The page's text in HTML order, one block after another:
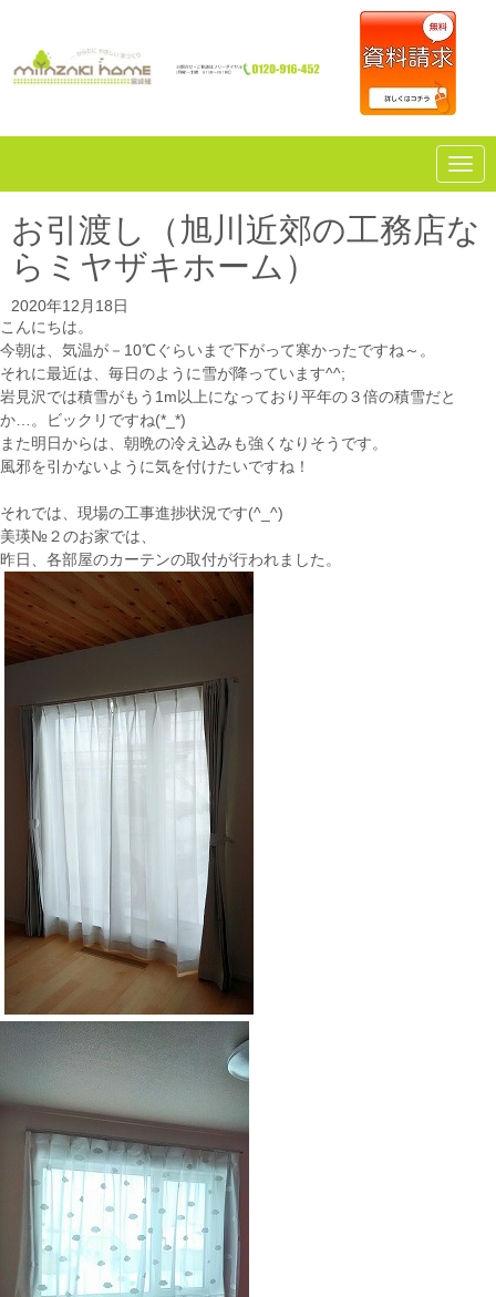
N
a
g
a
お引渡し（旭川近郊の工務店な
らミヤザキホーム）
2020年12月18日
こんにちは。
今朝は、気温が－10℃ぐらいまで下がって寒かったですね～。
それに最近は、毎日のように雪が降っています^^;
岩見沢では積雪がもう1m以上になっており平年の３倍の積雪だと
か…。ビックリですね(*_*)
また明日からは、朝晩の冷え込みも強くなりそうです。
風邪を引かないように気を付けたいですね！
それでは、現場の工事進捗状況です(^_^)
美瑛№２のお家では、
昨日、各部屋のカーテンの取付が行われました。